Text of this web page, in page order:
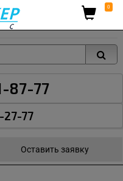
0
87-77
27-77
Оставить заявку